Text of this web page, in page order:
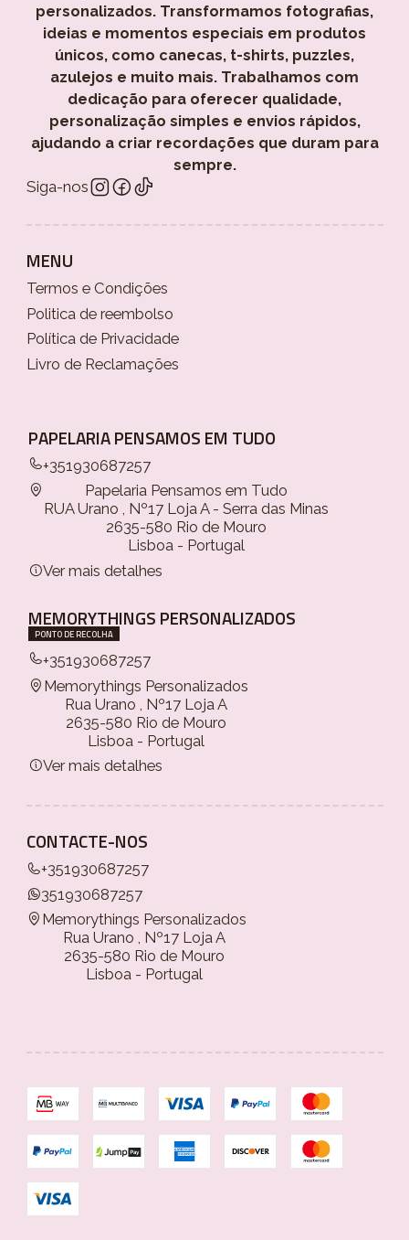
personalizados. Transformamos fotografias,
ideias e momentos especiais em produtos
únicos, como canecas, t-shirts, puzzles,
azulejos e muito mais. Trabalhamos com
dedicação para oferecer qualidade,
personalização simples e envios rápidos,
ajudando a criar recordações que duram para
sempre.
Siga-nos
MENU
Termos e Condições
Politica de reembolso
Política de Privacidade
Livro de Reclamações
PAPELARIA PENSAMOS EM TUDO
+351930687257
Papelaria Pensamos em Tudo
RUA Urano , Nº17 Loja A - Serra das Minas
2635-580 Rio de Mouro
Lisboa - Portugal
Ver mais detalhes
MEMORYTHINGS PERSONALIZADOS
PONTO DE RECOLHA
+351930687257
Memorythings Personalizados
Rua Urano , Nº17 Loja A
2635-580 Rio de Mouro
Lisboa - Portugal
Ver mais detalhes
CONTACTE-NOS
+351930687257
351930687257
Memorythings Personalizados
Rua Urano , Nº17 Loja A
2635-580 Rio de Mouro
Lisboa - Portugal